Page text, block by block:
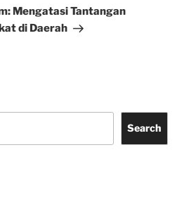
Mengatasi Tantangan
di Daerah
Search